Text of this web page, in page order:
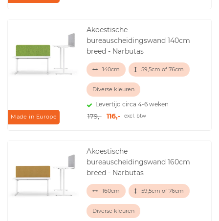
Made in Europe
Akoestische
bureauscheidingswand 140cm
breed - Narbutas
140cm 59,5cm of 76cm
Diverse kleuren
Levertijd circa 4-6 weken
179,- 116,- excl. btw
Akoestische
bureauscheidingswand 160cm
breed - Narbutas
160cm 59,5cm of 76cm
Diverse kleuren